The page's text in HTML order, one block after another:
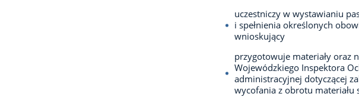
uczestniczy w wystawianiu
i spełnienia określonych
wnioskujący
przygotowuje materiały oraz
Wojewódzkiego Inspektora
administracyjnej dotyczącej
wycofania z obrotu materiału